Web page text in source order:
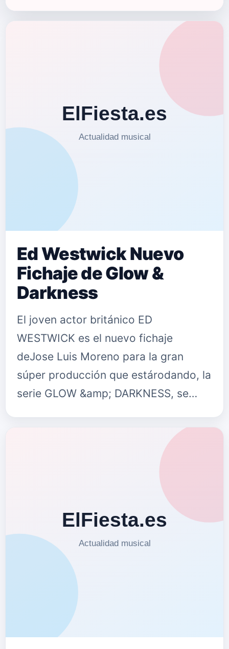
un artista, Tarik Rahim es un ejemplo
perfecto de ello. Nacido junto al mar
abuelo libanés, Tarik es un joven
músico con un registro musical
increíblemente dispar. Esta es la
sensación que nos deja su emergente
aparición en escena. Para él, la
guitarra de su…
Ed Westwick Nuevo
Fichaje de Glow &
Darkness
El joven actor británico ED
WESTWICK es el nuevo fichaje
deJose Luis Moreno para la gran
súper producción que estárodando, la
serie GLOW &amp; DARKNESS, se
internacionales como Jane Seymour,